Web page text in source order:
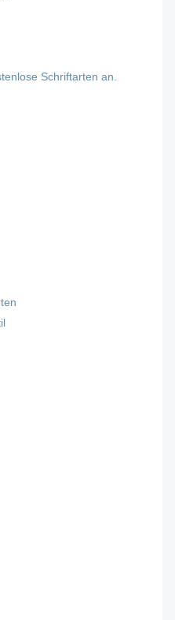
Schriftarten an.